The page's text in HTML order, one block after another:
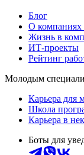
Блог
О компаниях
Жизнь в
ИТ-проекты
Рейтинг
Молодым
Карьера для
Школа
Карьера в
Боты для